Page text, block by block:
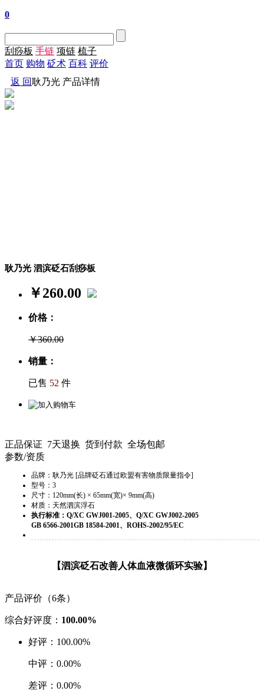
0
刮痧板 手链 项链 梳子
首页 购物 砭术 百科 评价
返 回耿乃光 产品详情
耿乃光 泗滨砭石刮痧板
￥260.00
价格：
￥360.00
销量：
已售 52 件
正品保证 7天退换 货到付款 全场包邮
参数/资质
品牌：耿乃光 [品牌砭石通过欧盟有害物质限量指令]
型号：3
尺寸：120mm(长) × 65mm(宽)× 9mm(高)
材质：天然泗滨浮石
执行标准：Q/XC GWJ001-2005、Q/XC GWJ002-2005
GB 6566-2001GB 18584-2001、ROHS-2002/95/EC
【泗滨砭石改善人体血液微循环实验】
产品评价（6条）
综合好评度： 100.00%
好评： 100.00%
中评： 0.00%
差评： 0.00%